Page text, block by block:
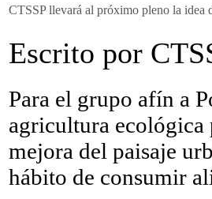
CTSSP llevará al próximo pleno la idea
Escrito por
Para el grupo afín a
agricultura ecológica
mejora del paisaje
hábito de consumir